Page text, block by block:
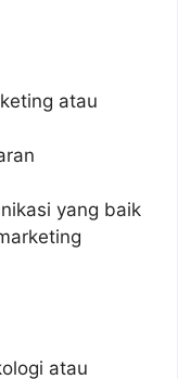
atau
yang baik
atau